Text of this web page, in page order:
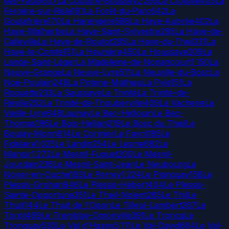
Ferrière-sur-Risle191La Forêt-du-Parc642La
Goulafrière170La Harengère588La Haye-Aubrée402La
Haye-MalherbeLa Haye-Saint-Sylvestre285La Haye-de-
CallevilleLa Haye-de-Routot285La Haye-du-Theil331La
Haye-le-Comte151La Heunière450La Houssaye209La
Lande-Saint-LégerLa Madeleine-de-Nonancourt1 150La
Neuve-GrangeLa Neuve-Lyre511La Neuville-du-BoscLa
Noë-Poulain248La Poterie-MathieuLa Pyle151La
Roquette233La SaussayeLa TrinitéLa Trinité-de-
Réville252La Trinité-de-Thouberville409La VacherieLa
Vieille-Lyre648LaunayLe Bec-HellouinLe Bec-
Thomas196Le Bois-Hellain219Le Bosc du TheilLe
Boulay-Morin814Le CormierLe Favril185Le
Fidelaire1 025Le Landin254Le Lesme682Le
Manoir1 272Le Mesnil-Fuguet200Le Mesnil-
Jourdain236Le Mesnil-Saint-JeanLe NeubourgLe
Noyer-en-Ouche193Le Perrey1 224Le Planquay158Le
Plessis-Grohan946Le Plessis-Hébert404Le Plessis-
Sainte-Opportune351Le Theil-Nolent285Le ThilLe
Thuit144Le Thuit de l'OisonLe Tilleul-Lambert267Le
Torpt469Le Tremblay-Omonville391Le TroncqLe
Tronquay530Le Val d'Hazey5 111Le Val-David664Le Val-